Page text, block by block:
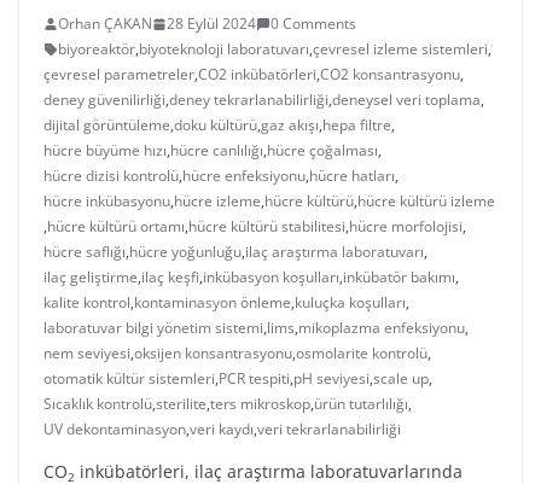
Orhan ÇAKAN 28 Eylül 2024
0 Comments
biyoreaktör,biyoteknoloji laboratuvarı,çevresel izleme sistemleri,
çevresel parametreler,CO2 inkübatörleri,CO2 konsantrasyonu,
deney güvenilirliği,deney tekrarlanabilirliği,deneysel veri toplama,
dijital görüntüleme,doku kültürü,gaz akışı,hepa filtre,
hücre büyüme hızı,hücre canlılığı,hücre çoğalması,
hücre dizisi kontrolü,hücre enfeksiyonu,hücre hatları,
hücre inkübasyonu,hücre izleme,hücre kültürü,hücre kültürü izleme
,hücre kültürü ortamı,hücre kültürü stabilitesi,hücre morfolojisi,
hücre saflığı,hücre yoğunluğu,ilaç araştırma laboratuvarı,
ilaç geliştirme,ilaç keşfi,inkübasyon koşulları,inkübatör bakımı,
kalite kontrol,kontaminasyon önleme,kuluçka koşulları,
laboratuvar bilgi yönetim sistemi,lims,mikoplazma enfeksiyonu,
nem seviyesi,oksijen konsantrasyonu,osmolarite kontrolü,
otomatik kültür sistemleri,PCR tespiti,pH seviyesi,scale up,
Sıcaklık kontrolü,sterilite,ters mikroskop,ürün tutarlılığı,
UV dekontaminasyon,veri kaydı,veri tekrarlanabilirliği
CO2 inkübatörleri, ilaç araştırma laboratuvarlarında